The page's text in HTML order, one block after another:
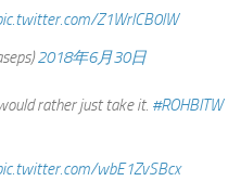
Z1WrlCB0lW
2018年6月30日
rather just take it. #ROHBITW
wbE1ZvSBcx